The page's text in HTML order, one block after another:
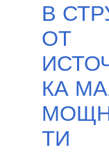
В
ОТ
КА
ТИ